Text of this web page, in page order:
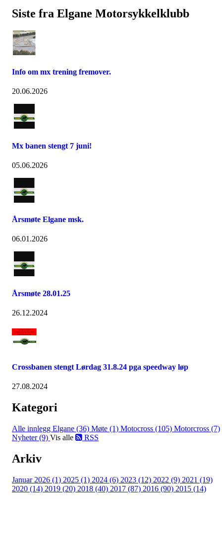
Siste fra Elgane Motorsykkelklubb
Info om mx trening fremover.
20.06.2026
Mx banen stengt 7 juni!
05.06.2026
Årsmøte Elgane msk.
06.01.2026
Årsmøte 28.01.25
26.12.2024
Crossbanen stengt Lørdag 31.8.24 pga speedway løp
27.08.2024
Kategori
Alle innlegg Elgane (36) Møte (1) Motocross (105) Motorcross (7)
Nyheter (9) Vis alle RSS
Arkiv
Januar 2026 (1) 2025 (1) 2024 (6) 2023 (12) 2022 (9) 2021 (19)
2020 (14) 2019 (20) 2018 (40) 2017 (87) 2016 (90) 2015 (14)